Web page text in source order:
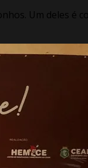
Um deles é